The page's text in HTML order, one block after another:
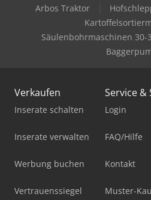
Arbos Traktor
Säulenbohrmaschinen
Verkaufen
Inserate schalten
Inserate verwalten
Werbung buchen
Vertrauenssiegel
Service
Login
FAQ/Hilfe
Kontakt
Muster-